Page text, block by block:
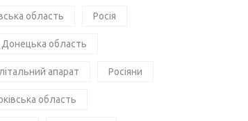
область Росія
Донецька область
апарат Росіяни
область